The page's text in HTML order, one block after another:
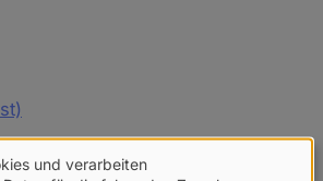
und verarbeiten